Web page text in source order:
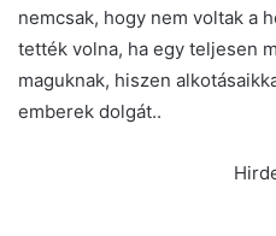
nemcsak, hogy nem voltak a
tették volna, ha egy teljesen
maguknak, hiszen
emberek dolgát..